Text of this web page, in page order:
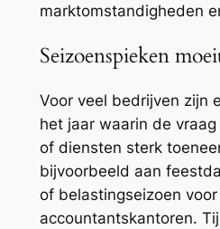
marktomstandigheden
Seizoenspieken
Voor veel bedrijven zijn
het jaar waarin de
of diensten sterk
bijvoorbeeld aan
of belastingseizoen voor
accountantskantoren.